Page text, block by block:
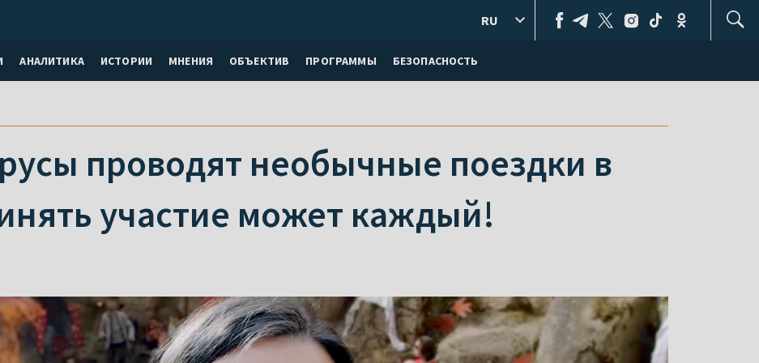
АНАЛИТИКА ИСТОРИИ МНЕНИЯ ОБЪЕКТИВ ПРОГРАММЫ БЕЗОПАСНОСТЬ
RU
проводят необычные поездки в
участие может каждый!